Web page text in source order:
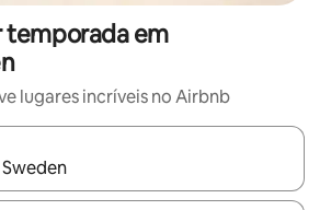
temporada em
lugares incríveis no Airbnb
estiverem disponíveis, explore-os